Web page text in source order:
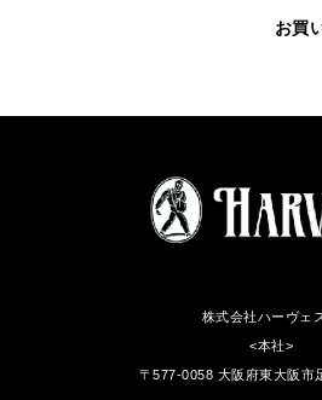
お買
株式会社ハーヴェ
<本社>
〒577-0058 大阪府東大阪市